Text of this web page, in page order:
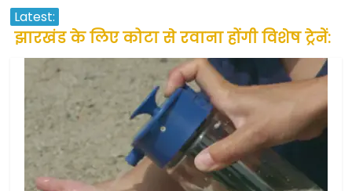
Latest:
झारखंड के लिए कोटा से रवाना होंगी विशेष ट्रेनें:
सीएम हेमंत सोरेन
उत्तराखंड के अन्य राज्यों में फंसे लोगों की जल्द
होगी घर वापसी
प्रवासियों व मजदूरों को दी गई छूट के बाद लोगो
ने कराया पंजीयन: राजस्थान सरकार
शराब और पान की दुकानों को ग्रीन जोन में